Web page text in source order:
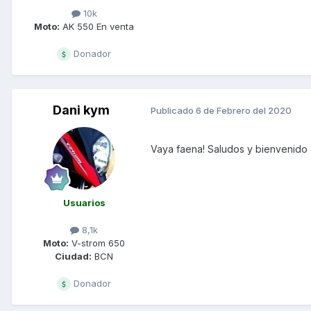
10k
Moto: AK 550 En venta
Donador
Dani kym
Usuarios
8,1k
Moto: V-strom 650
Ciudad: BCN
Donador
Publicado 6 de Febrero del 2020
Vaya faena! Saludos y bienvenido